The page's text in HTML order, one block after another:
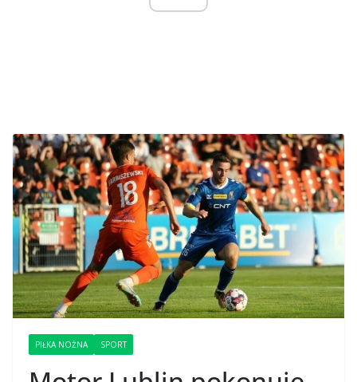
PIŁKA NOŻNA SPORT